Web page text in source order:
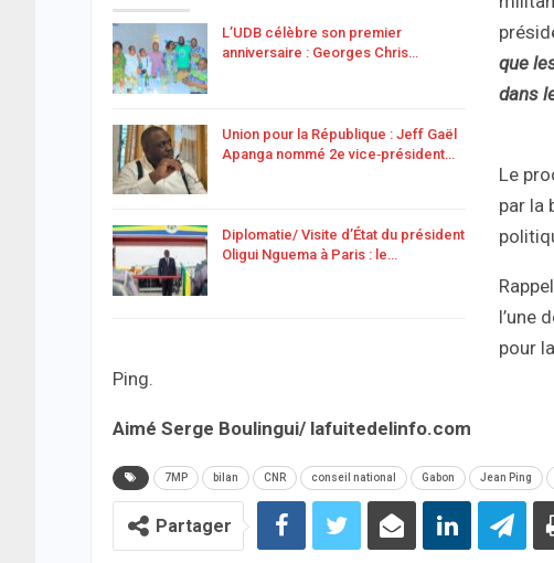
L’UDB célèbre son premier
anniversaire : Georges Chris…
Union pour la République : Jeff Gaël
Apanga nommé 2e vice‑président…
Diplomatie/ Visite d’État du président
Oligui Nguema à Paris : le…
que
dans
Le
par la
l’une
pour
Ping.
Aimé Serge Boulingui/ lafuitedelinfo.com
7MP bilan CNR conseil national Gabon Jean Ping
Partager